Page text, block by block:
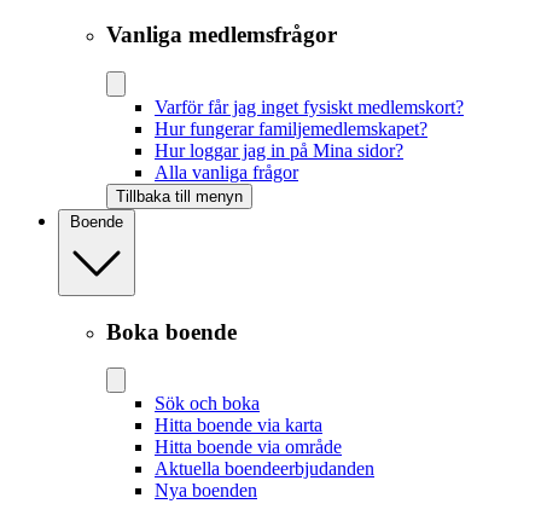
Vanliga medlemsfrågor
Varför får jag inget fysiskt medlemskort?
Hur fungerar familjemedlemskapet?
Hur loggar jag in på Mina sidor?
Alla vanliga frågor
Tillbaka till menyn
Boende
Boka boende
Sök och boka
Hitta boende via karta
Hitta boende via område
Aktuella boendeerbjudanden
Nya boenden